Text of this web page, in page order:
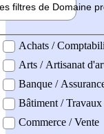
filtres de Domaine
professionel
Achats /
Arts / Artisanat
Banque /
Bâtiment /
Commerce / Vente